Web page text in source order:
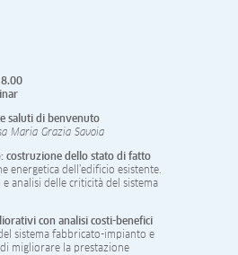
saluti di benvenuto
Maria Grazia Savoia
costruzione dello stato di fatto
energetica dell’edificio esistente.
analisi delle criticità del sistema
con analisi costi-benefici
sistema fabbricato-impianto e
migliorare la prestazione